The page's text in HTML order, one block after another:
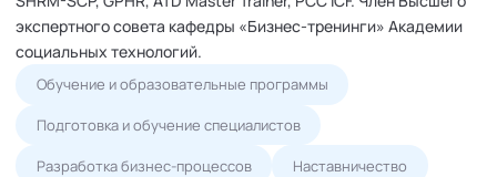
экспертного совета кафедры «Бизнес-тренинги» Академии
социальных технологий.
Обучение и образовательные программы
Подготовка и обучение специалистов
Разработка бизнес-процессов Наставничество